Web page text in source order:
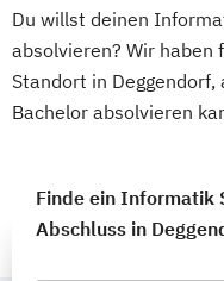
Du willst deinen
absolvieren? Wir haben
Standort in
Bachelor absolvieren
Finde ein Informatik
Abschluss in